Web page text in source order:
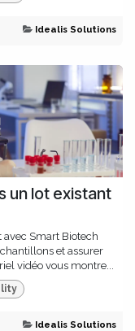
Idealis Solutions
un lot existant
avec Smart Biotech
et assurer
vidéo vous montre...
Idealis Solutions